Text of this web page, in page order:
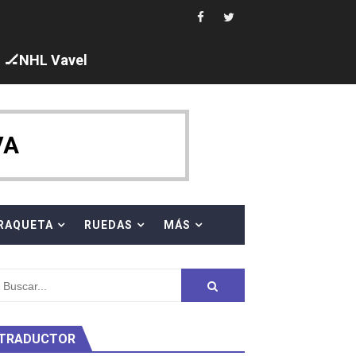
y Taddeucci. Ángela Martínez 5ª en 10km
Project
🏒NHL Vavel
RAQUETA RUEDAS MÁS